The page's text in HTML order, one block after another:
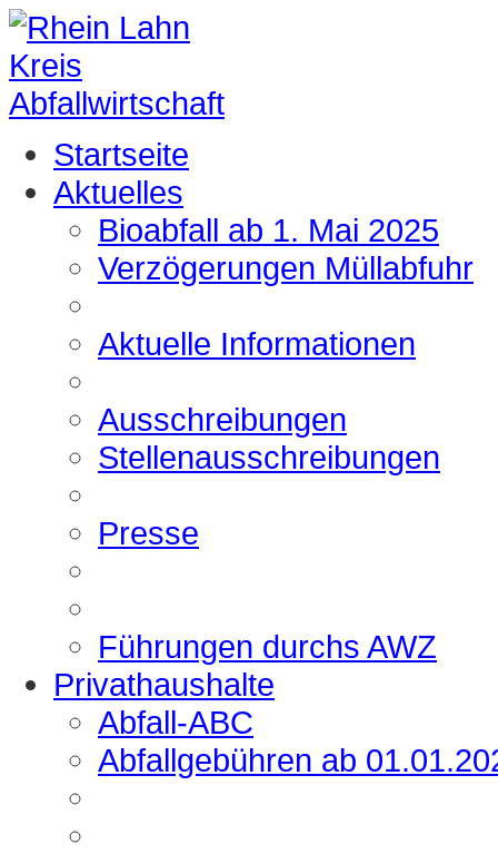
Startseite
Aktuelles
Bioabfall ab 1. Mai 2025
Verzögerungen Müllabfuhr
Aktuelle Informationen
Ausschreibungen
Stellenausschreibungen
Presse
Führungen durchs AWZ
Privathaushalte
Abfall-ABC
Abfallgebühren ab